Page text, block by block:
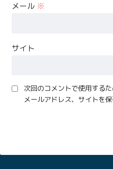
メール ※
サイト
次回のコメントで使用する
メールアドレス、サイトを保